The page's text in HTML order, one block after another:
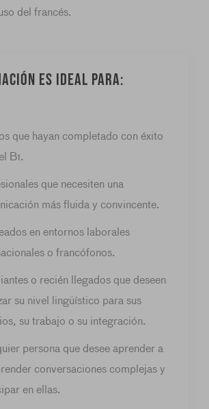
del francés.
es ideal para:
que hayan completado con éxito
B1.
que necesiten una
más fluida y convincente.
en entornos laborales
o francófonos.
o recién llegados que deseen
su nivel lingüístico para sus
su trabajo o su integración.
persona que desee aprender a
conversaciones complejas y
en ellas.